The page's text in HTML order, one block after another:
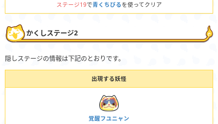
ステージ19で青くちびる を使ってクリア
かくしステージ2
隠しステージの情報は下記のとおりです。
出現する妖怪
覚醒フユニャン